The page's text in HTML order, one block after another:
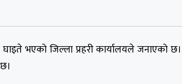
भएको जिल्ला प्रहरी कार्यालयले जनाएको छ।